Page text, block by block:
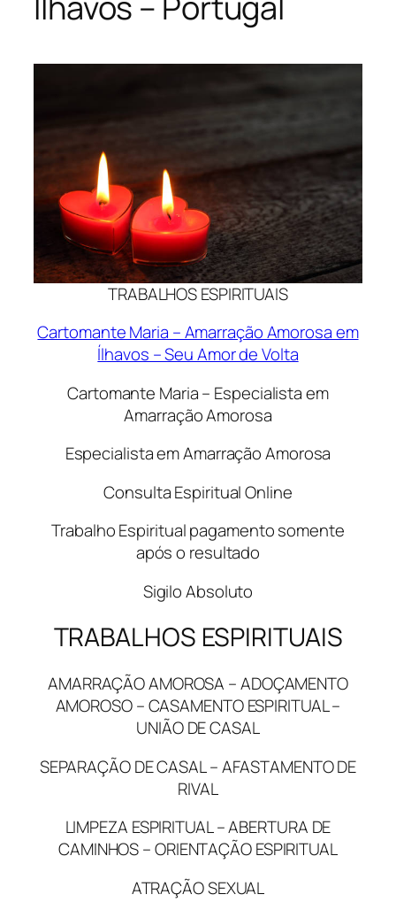
TRABALHOS ESPIRITUAIS
Cartomante Maria – Amarração Amorosa em
Ílhavos – Seu Amor de Volta
Cartomante Maria – Especialista em
Amarração Amorosa
Especialista em Amarração Amorosa
Consulta Espiritual Online
Trabalho Espiritual pagamento somente
após o resultado
Sigilo Absoluto
TRABALHOS ESPIRITUAIS
AMARRAÇÃO AMOROSA – ADOÇAMENTO
AMOROSO – CASAMENTO ESPIRITUAL –
UNIÃO DE CASAL
SEPARAÇÃO DE CASAL – AFASTAMENTO DE
RIVAL
LIMPEZA ESPIRITUAL – ABERTURA DE
CAMINHOS – ORIENTAÇÃO ESPIRITUAL
ATRAÇÃO SEXUAL